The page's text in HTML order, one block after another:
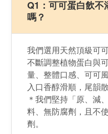
Q1：​可​可​蛋白飲​不​
嗎？
我們選用​天然​頂級​可​
不斷​調整​植物​蛋白與​
量、​整體口​感、​可​可​
入​口​香醇滑順，​尾韻
＊我​們​堅持​「原、​減
料、​無防​腐劑，​且​不​
劑。